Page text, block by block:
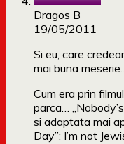
Dragos B
19/05/2011
Si eu, care
mai buna
Cum era prin
parca…
si adaptata mai
Day”: I’m not